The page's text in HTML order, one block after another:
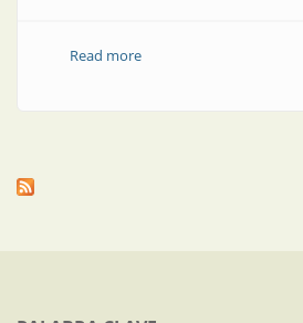
Read moreabout La principal